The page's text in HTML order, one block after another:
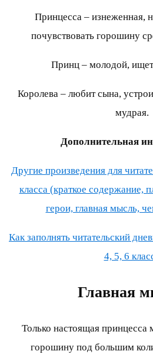
Принцесса – изнеженная,
почувствовать горошину
Принц – молодой, ищет
Королева – любит сына,
мудрая.
Дополнительная
Другие произведения для
класса (краткое содержание,
герои, главная мысль,
Как заполнять читательский
4, 5, 6
Главная
Только настоящая принцесса
горошину под большим